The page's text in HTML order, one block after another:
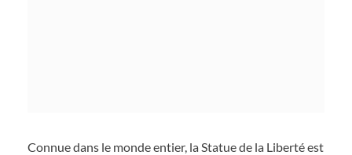
Connue dans le monde entier, la Statue de la Liberté est